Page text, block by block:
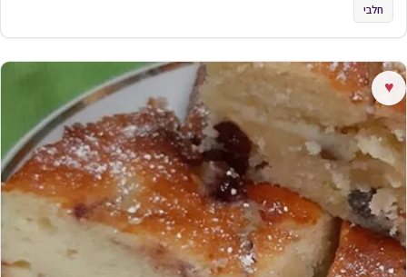
חלבי
♥